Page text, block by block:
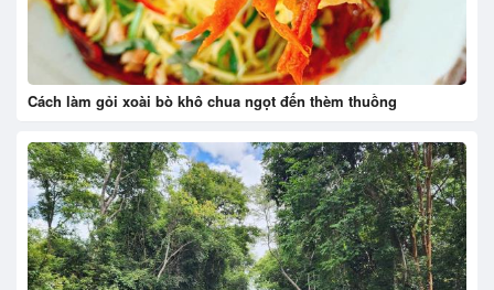
Cách làm gỏi xoài bò khô chua ngọt đến thèm thuồng